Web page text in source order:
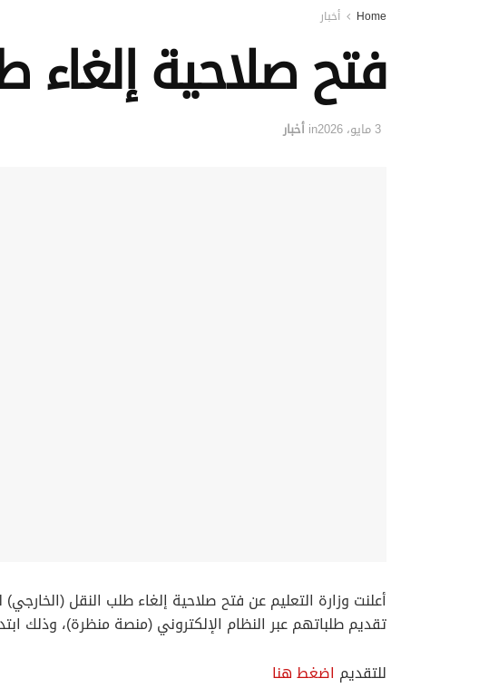
Home أخبار
فتح صلاحية إلغاء
3 مايو، 2026 in أخبار
تقديم طلباتهم عبر النظام الإلكتروني (منصة منظرة)، وذلك ابتداءً من يوم الاثنين الموافق 2026/05/
للتقديم اضغط هنا